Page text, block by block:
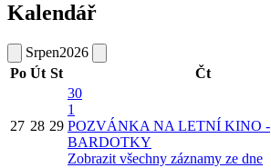
Kalendář
Srpen2026
Po Út St Čt
27 28 29
30
1
POZVÁNKA NA LETNÍ KINO -
BARDOTKY
Zobrazit všechny záznamy ze dne